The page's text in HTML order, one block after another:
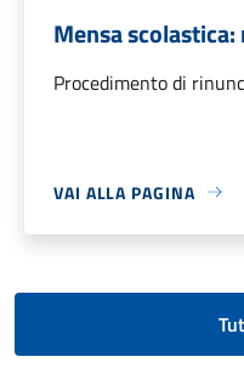
Mensa
Procedimento di
VAI ALLA PAGINA